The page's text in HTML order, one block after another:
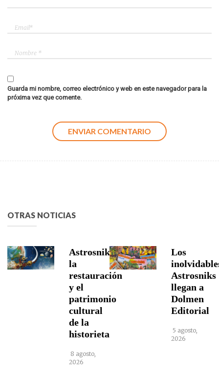
Guarda mi nombre, correo electrónico y web en este navegador para la
próxima vez que comente.
OTRAS NOTICIAS
Astrosniks,
la
restauración
y el
patrimonio
cultural
de la
historieta
8 agosto,
2026
Los
Astrosniks
llegan a
Dolmen
Editorial
5 agosto,
2026